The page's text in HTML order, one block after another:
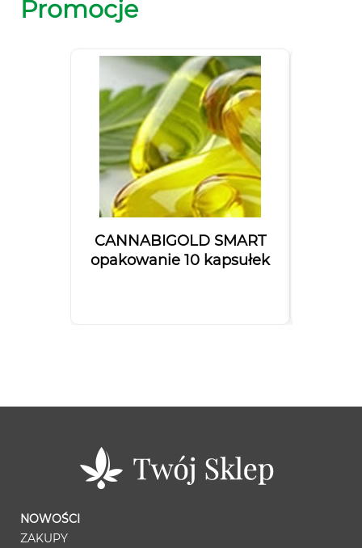
Promocje
CANNABIGOLD SMART
opakowanie 10 kapsułek
NOWOŚCI
ZAKUPY